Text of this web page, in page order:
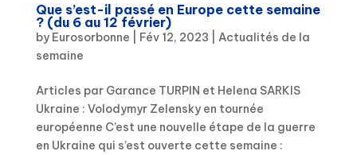
Que s’est-il passé en Europe cette semaine
? (du 6 au 12 février)
by Eurosorbonne Fév 12, 2023
Actualités de la
semaine
Articles par Garance TURPIN et Helena SARKIS
Ukraine : Volodymyr Zelensky en tournée
européenne C’est une nouvelle étape de la guerre
en Ukraine qui s’est ouverte cette semaine :